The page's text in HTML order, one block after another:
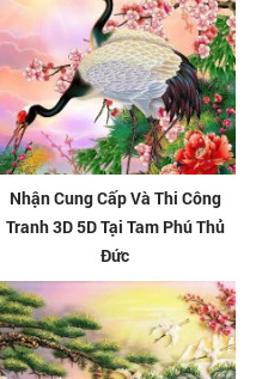
Nhận Cung Cấp Và Thi Công
Tranh 3D 5D Tại Tam Phú Thủ
Đức